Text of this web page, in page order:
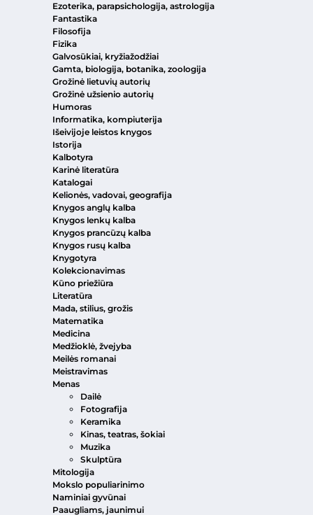
Ezoterika, parapsichologija, astrologija
Fantastika
Filosofija
Fizika
Galvosūkiai, kryžiažodžiai
Gamta, biologija, botanika, zoologija
Grožinė lietuvių autorių
Grožinė užsienio autorių
Humoras
Informatika, kompiuterija
Išeivijoje leistos knygos
Istorija
Kalbotyra
Karinė literatūra
Katalogai
Kelionės, vadovai, geografija
Knygos anglų kalba
Knygos lenkų kalba
Knygos prancūzų kalba
Knygos rusų kalba
Knygotyra
Kolekcionavimas
Kūno priežiūra
Literatūra
Mada, stilius, grožis
Matematika
Medicina
Medžioklė, žvejyba
Meilės romanai
Meistravimas
Menas
Dailė
Fotografija
Keramika
Kinas, teatras, šokiai
Muzika
Skulptūra
Mitologija
Mokslo populiarinimo
Naminiai gyvūnai
Paaugliams, jaunimui